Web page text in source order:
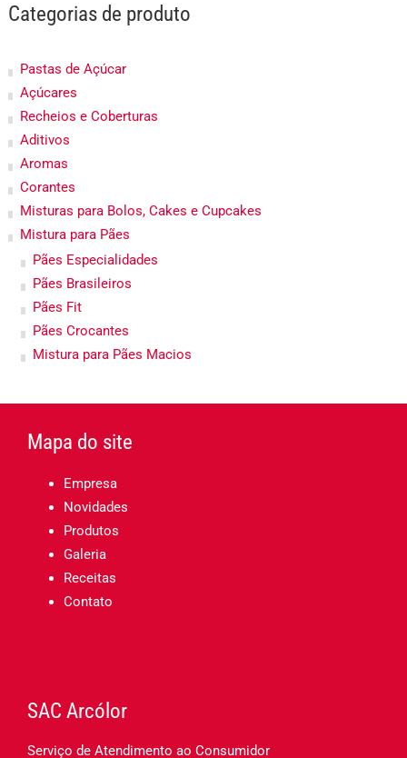
Categorias de produto
Pastas de Açúcar
Açúcares
Recheios e Coberturas
Aditivos
Aromas
Corantes
Misturas para Bolos, Cakes e Cupcakes
Mistura para Pães
Pães Especialidades
Pães Brasileiros
Pães Fit
Pães Crocantes
Mistura para Pães Macios
Mapa do site
Empresa
Novidades
Produtos
Galeria
Receitas
Contato
SAC Arcólor
Serviço de Atendimento ao Consumidor